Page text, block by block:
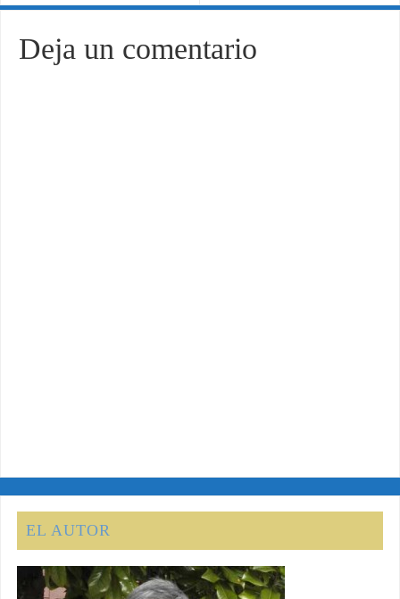
Deja un comentario
EL AUTOR